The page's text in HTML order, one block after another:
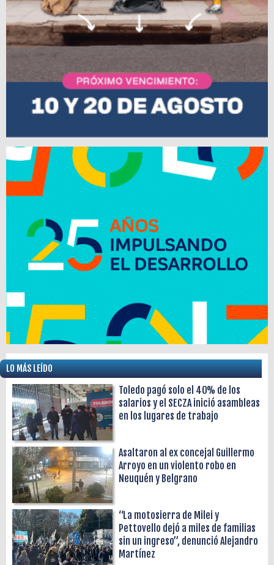
LO MÁS LEÍDO
Toledo pagó solo el 40% de los
salarios y el SECZA inició asambleas
en los lugares de trabajo
Asaltaron al ex concejal Guillermo
Arroyo en un violento robo en
Neuquén y Belgrano
“La motosierra de Milei y
Pettovello dejó a miles de familias
sin un ingreso”, denunció Alejandro
Martínez